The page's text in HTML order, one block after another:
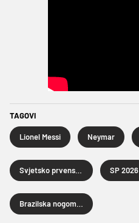
TAGOVI
Lionel Messi Neymar
SP 2026